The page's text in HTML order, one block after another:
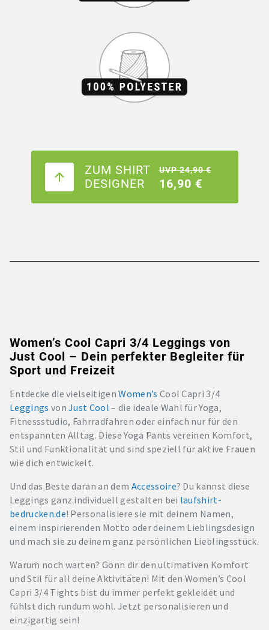
ZUM SHIRT
DESIGNER
UVP 24,90 €
16,90 €
Women’s Cool Capri 3/4 Leggings von
Just Cool – Dein perfekter Begleiter für
Sport und Freizeit
Entdecke die vielseitigenWomen’s Cool Capri 3/4
Leggings vonJust Cool – die ideale Wahl für Yoga,
Fitnessstudio, Fahrradfahren oder einfach nur für den
entspannten Alltag. Diese Yoga Pants vereinen Komfort,
Stil und Funktionalität und sind speziell für aktive Frauen
wie dich entwickelt.
Und das Beste daran an dem Accessoire? Du kannst diese
Leggings ganz individuell gestalten bei laufshirt-
bedrucken.de! Personalisiere sie mit deinem Namen,
einem inspirierenden Motto oder deinem Lieblingsdesign
und mach sie zu deinem ganz persönlichen Lieblingsstück.
Warum noch warten? Gönn dir den ultimativen Komfort
und Stil für all deine Aktivitäten! Mit den Women’s Cool
Capri 3/4 Tights bist du immer perfekt gekleidet und
fühlst dich rundum wohl. Jetzt personalisieren und
einzigartig sein!